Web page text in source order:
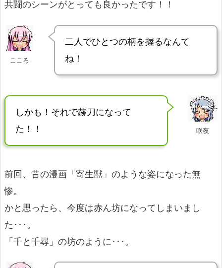
共闘のシーンがとっても良かったです！！
こころ
二人でひとつの柄を握るなんて
ね！
咲夜
しかも！それで赫刀になって
た！！
前回、昔の漫画「寄生獣」のような姿になった無
惨。
かと思ったら、今度は赤ん坊になってしまいまし
た･･･。
「千と千尋」の坊のように･･･。